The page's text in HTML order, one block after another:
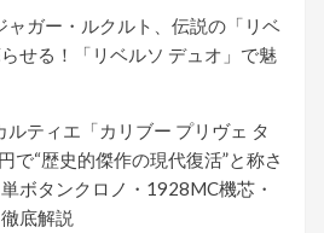
ャガー・ルクルト、伝説の「リベ
せる！「リベルソ デュオ」で魅
ルティエ「カリブー プリヴェ タ
で“歴史的傑作の現代復活”と称さ
ボタンクロノ・1928MC機芯・
底解説